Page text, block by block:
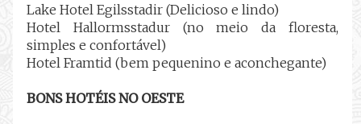
Lake Hotel Egilsstadir (Delicioso e lindo)
Hotel Hallormsstadur (no meio da floresta,
simples e confortável)
Hotel Framtid (bem pequenino e aconchegante)
BONS HOTÉIS NO OESTE